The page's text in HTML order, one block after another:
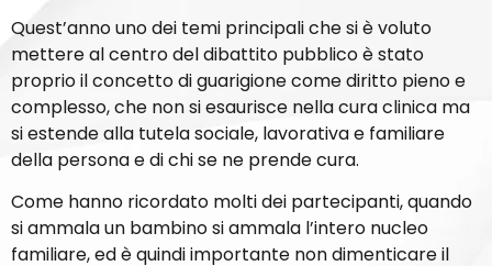
Quest’anno uno dei temi principali che si è voluto
mettere al centro del dibattito pubblico è stato
proprio il concetto di guarigione come diritto pieno e
complesso, che non si esaurisce nella cura clinica ma
si estende alla tutela sociale, lavorativa e familiare
della persona e di chi se ne prende cura.
Come hanno ricordato molti dei partecipanti, quando
si ammala un bambino si ammala l’intero nucleo
familiare, ed è quindi importante non dimenticare il